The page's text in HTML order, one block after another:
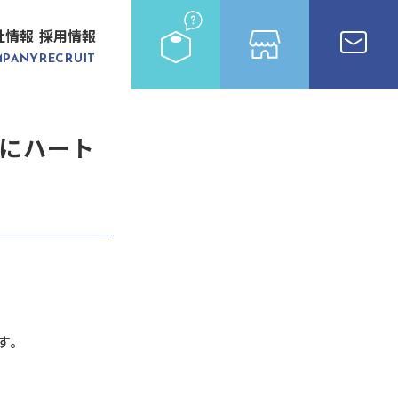
情報 採用情報
RECRUIT
ハート
。